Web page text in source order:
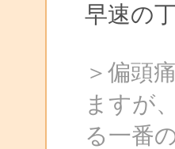
早速の
＞偏頭
ますが
る一番